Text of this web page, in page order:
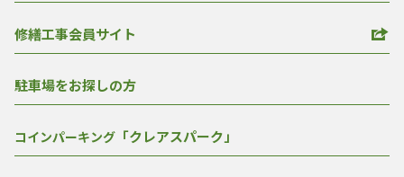
修繕工事会員サイト
駐車場をお探しの方
コインパーキング 「クレアスパーク」